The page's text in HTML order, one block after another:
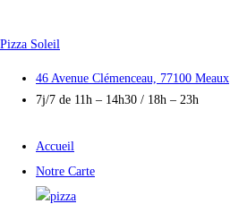
content
Pizza Soleil
46 Avenue Clémenceau, 77100 Meaux
7j/7 de 11h – 14h30 / 18h – 23h
Accueil
Notre Carte